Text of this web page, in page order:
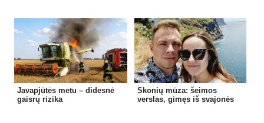
Javapjūtės metu – didesnė
gaisrų rizika
Skonių mūza: šeimos
verslas, gimęs iš svajonės